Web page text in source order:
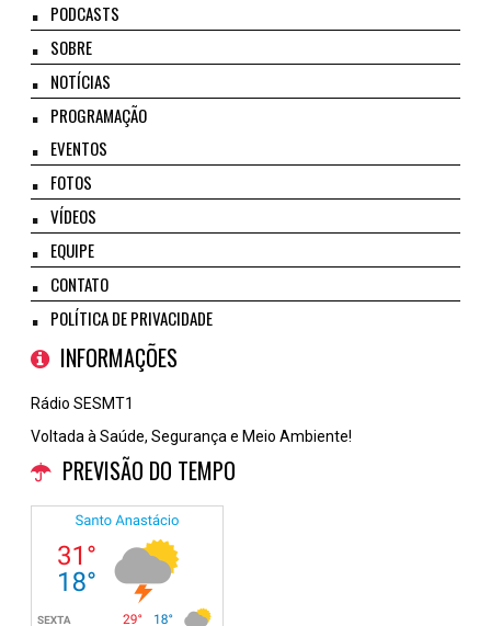
PODCASTS
SOBRE
NOTÍCIAS
PROGRAMAÇÃO
EVENTOS
FOTOS
VÍDEOS
EQUIPE
CONTATO
POLÍTICA DE PRIVACIDADE
INFORMAÇÕES
Rádio SESMT1
Voltada à Saúde, Segurança e Meio Ambiente!
PREVISÃO DO TEMPO